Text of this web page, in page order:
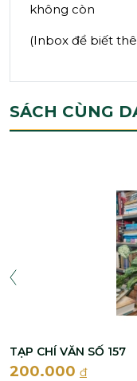
không còn
(Inbox để biết
SÁCH CÙNG
TẠP CHÍ VĂN SỐ 157
200.000 đ